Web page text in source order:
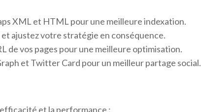
XML et HTML pour une meilleure indexation.
ajustez votre stratégie en conséquence.
de vos pages pour une meilleure optimisation.
et Twitter Card pour un meilleur partage social.
et la performance :